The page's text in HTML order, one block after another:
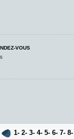
VOUS
1- 2- 3- 4- 5- 6- 7-